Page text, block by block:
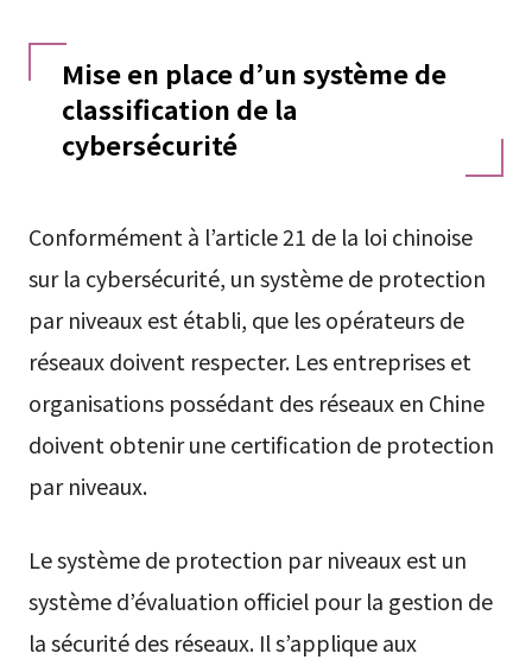
Mise en place d’un système de
classification de la
cybersécurité
Conformément à l’article 21 de la loi chinoise
sur la cybersécurité, un système de protection
par niveaux est établi, que les opérateurs de
réseaux doivent respecter. Les entreprises et
organisations possédant des réseaux en Chine
doivent obtenir une certification de protection
par niveaux.
Le système de protection par niveaux est un
système d’évaluation officiel pour la gestion de
la sécurité des réseaux. Il s’applique aux